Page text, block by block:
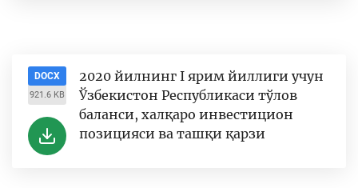
DOCX
921.6 KB
2020 йилнинг I ярим йиллиги учун
Ўзбекистон Республикаси тўлов
баланси, халқаро инвестицион
позицияси ва ташқи қарзи